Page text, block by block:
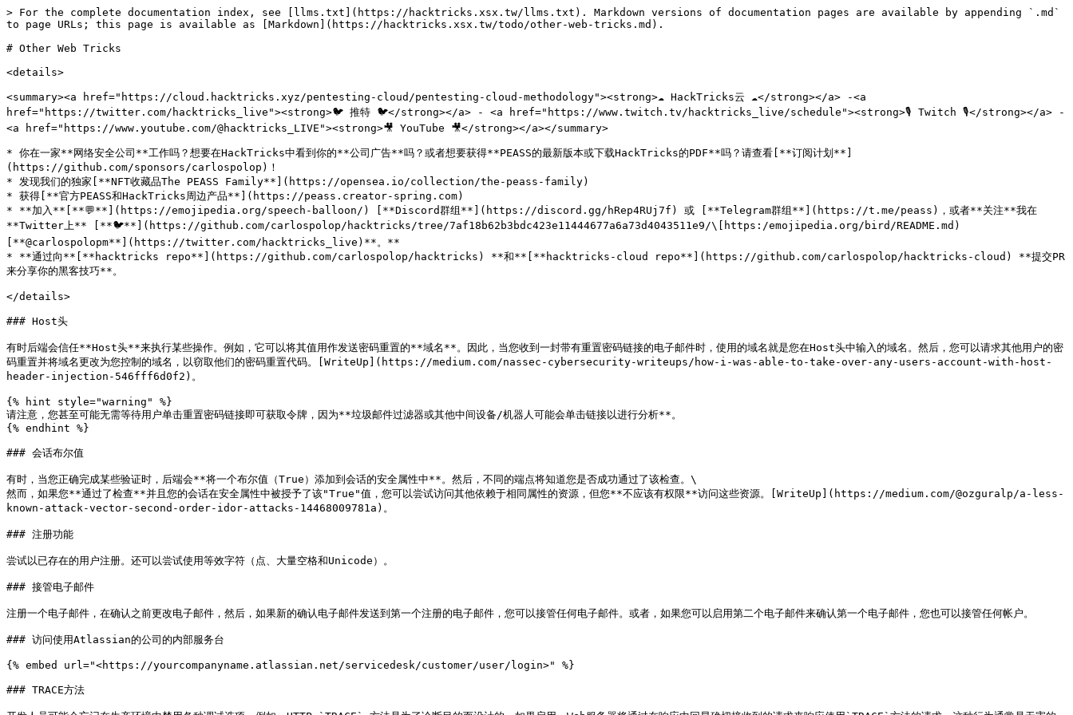
> For the complete documentation index, see [llms.txt](https://hacktricks.xsx.tw/llms.txt). Markdown versions of documentation pages are available by appending `.md`
to page URLs; this page is available as [Markdown](https://hacktricks.xsx.tw/todo/other-web-tricks.md).
# Other Web Tricks
<details>
<summary><a href="https://cloud.hacktricks.xyz/pentesting-cloud/pentesting-cloud-methodology"><strong>☁️ HackTricks云 ☁️</strong></a> -<a
href="https://twitter.com/hacktricks_live"><strong>🐦 推特 🐦</strong></a> - <a href="https://www.twitch.tv/hacktricks_live/schedule"><strong>🎙️ Twitch 🎙️</strong></a> -
<a href="https://www.youtube.com/@hacktricks_LIVE"><strong>🎥 YouTube 🎥</strong></a></summary>
* 你在一家**网络安全公司**工作吗？想要在HackTricks中看到你的**公司广告**吗？或者想要获得**PEASS的最新版本或下载HackTricks的PDF**吗？请查看[**订阅计划**]
(https://github.com/sponsors/carlospolop)！
* 发现我们的独家[**NFT收藏品The PEASS Family**](https://opensea.io/collection/the-peass-family)
* 获得[**官方PEASS和HackTricks周边产品**](https://peass.creator-spring.com)
* **加入**[**💬**](https://emojipedia.org/speech-balloon/) [**Discord群组**](https://discord.gg/hRep4RUj7f) 或 [**Telegram群组**](https://t.me/peass)，或者**关注**我在
**Twitter上** [**🐦**](https://github.com/carlospolop/hacktricks/tree/7af18b62b3bdc423e11444677a6a73d4043511e9/\[https:/emojipedia.org/bird/README.md)
[**@carlospolopm**](https://twitter.com/hacktricks_live)**。**
* **通过向**[**hacktricks repo**](https://github.com/carlospolop/hacktricks) **和**[**hacktricks-cloud repo**](https://github.com/carlospolop/hacktricks-cloud) **提交PR
来分享你的黑客技巧**。
</details>
### Host头
有时后端会信任**Host头**来执行某些操作。例如，它可以将其值用作发送密码重置的**域名**。因此，当您收到一封带有重置密码链接的电子邮件时，使用的域名就是您在Host头中输入的域名。然后，您可以请求其他用户的密
码重置并将域名更改为您控制的域名，以窃取他们的密码重置代码。[WriteUp](https://medium.com/nassec-cybersecurity-writeups/how-i-was-able-to-take-over-any-users-account-with-host-
header-injection-546fff6d0f2)。
{% hint style="warning" %}
请注意，您甚至可能无需等待用户单击重置密码链接即可获取令牌，因为**垃圾邮件过滤器或其他中间设备/机器人可能会单击链接以进行分析**。
{% endhint %}
### 会话布尔值
有时，当您正确完成某些验证时，后端会**将一个布尔值（True）添加到会话的安全属性中**。然后，不同的端点将知道您是否成功通过了该检查。\
然而，如果您**通过了检查**并且您的会话在安全属性中被授予了该"True"值，您可以尝试访问其他依赖于相同属性的资源，但您**不应该有权限**访问这些资源。[WriteUp](https://medium.com/@ozguralp/a-less-
known-attack-vector-second-order-idor-attacks-14468009781a)。
### 注册功能
尝试以已存在的用户注册。还可以尝试使用等效字符（点、大量空格和Unicode）。
### 接管电子邮件
注册一个电子邮件，在确认之前更改电子邮件，然后，如果新的确认电子邮件发送到第一个注册的电子邮件，您可以接管任何电子邮件。或者，如果您可以启用第二个电子邮件来确认第一个电子邮件，您也可以接管任何帐户。
### 访问使用Atlassian的公司的内部服务台
{% embed url="<https://yourcompanyname.atlassian.net/servicedesk/customer/user/login>" %}
### TRACE方法